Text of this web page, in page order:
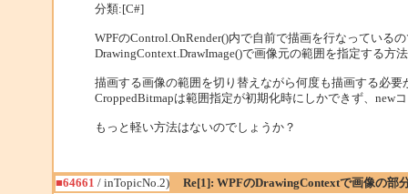
分類:[C#]
WPFのControl.OnRender()内で自前で描画を行なっている
DrawingContext.DrawImage()で画像元の範囲を指定する方
描画する画像の範囲を切り替えながら何度も描画する必要
CroppedBitmapは範囲指定が初期化時にしかできず、new
もっと軽い方法はないのでしょうか？
■64661 / inTopicNo.2) Re[1]: WPFのDrawingContextで画像の部